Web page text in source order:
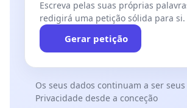
Escreva pelas suas próprias
redigirá uma petição sólida para si.
Gerar petição
Os seus dados continuam a ser seus
Privacidade desde a conceção